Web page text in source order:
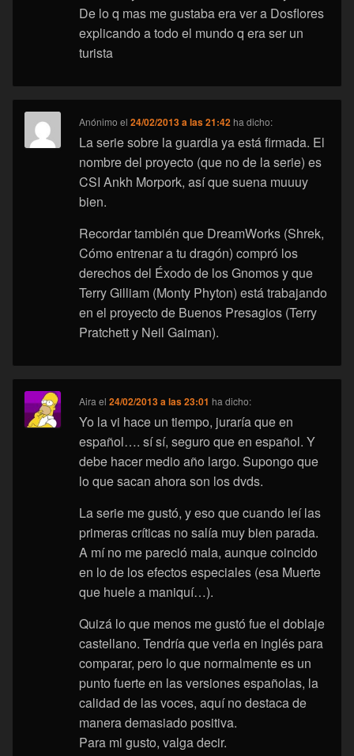
De lo q mas me gustaba era ver a Dosflores
explicando a todo el mundo q era ser un
turista
Anónimo el24/02/2013 a las 21:42 ha dicho:
La serie sobre la guardia ya está firmada. El
nombre del proyecto (que no de la serie) es
CSI Ankh Morpork, así que suena muuuy
bien.
Recordar también que DreamWorks (Shrek,
Cómo entrenar a tu dragón) compró los
derechos del Éxodo de los Gnomos y que
Terry Gilliam (Monty Phyton) está trabajando
en el proyecto de Buenos Presagios (Terry
Pratchett y Neil Gaiman).
Aira el24/02/2013 a las 23:01 ha dicho:
Yo la vi hace un tiempo, juraría que en
español…. sí sí, seguro que en español. Y
debe hacer medio año largo. Supongo que
lo que sacan ahora son los dvds.
La serie me gustó, y eso que cuando leí las
primeras críticas no salía muy bien parada.
A mí no me pareció mala, aunque coincido
en lo de los efectos especiales (esa Muerte
que huele a maniquí…).
Quizá lo que menos me gustó fue el doblaje
castellano. Tendría que verla en inglés para
comparar, pero lo que normalmente es un
punto fuerte en las versiones españolas, la
calidad de las voces, aquí no destaca de
manera demasiado positiva.
Para mi gusto, valga decir.